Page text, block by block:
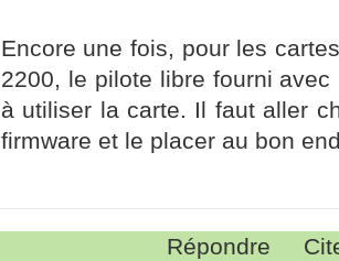
Encore une fois, pour les
2200, le pilote libre fourni
à utiliser la carte. Il faut aller
firmware et le placer au bon
Répondre